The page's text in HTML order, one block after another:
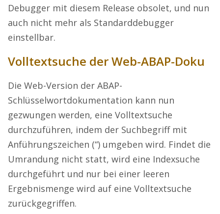
Debugger mit diesem Release obsolet, und nun
auch nicht mehr als Standarddebugger
einstellbar.
Volltextsuche der Web-ABAP-Doku
Die Web-Version der ABAP-
Schlüsselwortdokumentation kann nun
gezwungen werden, eine Volltextsuche
durchzuführen, indem der Suchbegriff mit
Anführungszeichen (“) umgeben wird. Findet die
Umrandung nicht statt, wird eine Indexsuche
durchgeführt und nur bei einer leeren
Ergebnismenge wird auf eine Volltextsuche
zurückgegriffen.